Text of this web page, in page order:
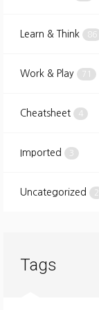
Learn & Think 86
Work & Play 71
Cheatsheet 4
Imported 3
Uncategorized 2
Tags